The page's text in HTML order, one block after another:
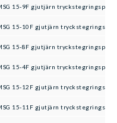
15-9F gjutjärn
15-10F gjutjärn
15-8F gjutjärn
15-4F gjutjärn
15-12F gjutjärn
15-11F gjutjärn